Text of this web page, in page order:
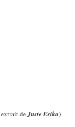
extrait deJuste Erika)